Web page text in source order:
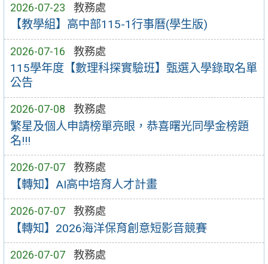
2026-07-23 教務處
【教學組】高中部115-1行事曆(學生版)
2026-07-16 教務處
115學年度【數理科探實驗班】甄選入學錄取名單
公告
2026-07-08 教務處
繁星及個人申請榜單亮眼，恭喜曙光同學金榜題
名!!!
2026-07-07 教務處
【轉知】AI高中培育人才計畫
2026-07-07 教務處
【轉知】2026海洋保育創意短影音競賽
2026-07-07 教務處